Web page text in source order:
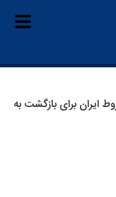
ایران برای بازگشت به